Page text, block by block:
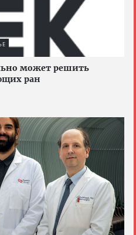
может решить
ран